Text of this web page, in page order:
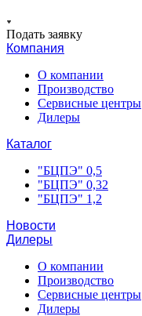
Подать заявку
Компания
О компании
Производство
Сервисные центры
Дилеры
Каталог
"БЦПЭ" 0,5
"БЦПЭ" 0,32
"БЦПЭ" 1,2
Новости
Дилеры
О компании
Производство
Сервисные центры
Дилеры